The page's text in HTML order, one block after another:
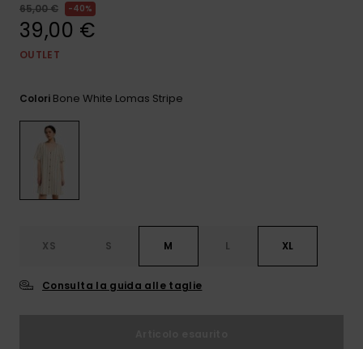
le FAQ
65,00 €
40%
39,00 €
OUTLET
Colori Bone White Lomas Stripe
XS S M L XL
Consulta la guida alle taglie